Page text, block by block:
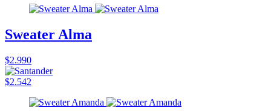
Sweater Alma
$2.990
$2.542